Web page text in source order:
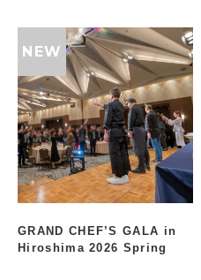
GRAND CHEF’S GALA in
Hiroshima 2026 Spring